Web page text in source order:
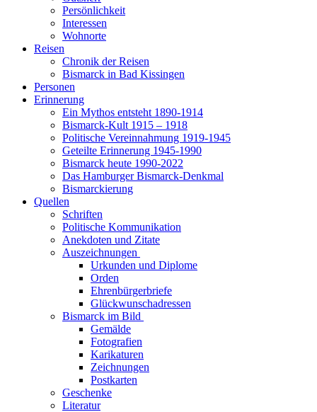
Persönlichkeit
Interessen
Wohnorte
Reisen
Chronik der Reisen
Bismarck in Bad Kissingen
Personen
Erinnerung
Ein Mythos entsteht 1890-1914
Bismarck-Kult 1915 – 1918
Politische Vereinnahmung 1919-1945
Geteilte Erinnerung 1945-1990
Bismarck heute 1990-2022
Das Hamburger Bismarck-Denkmal
Bismarckierung
Quellen
Schriften
Politische Kommunikation
Anekdoten und Zitate
Auszeichnungen
Urkunden und Diplome
Orden
Ehrenbürgerbriefe
Glückwunschadressen
Bismarck im Bild
Gemälde
Fotografien
Karikaturen
Zeichnungen
Postkarten
Geschenke
Literatur